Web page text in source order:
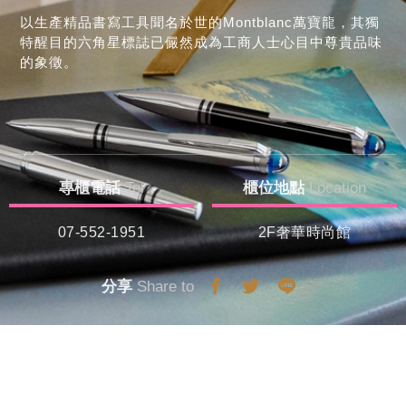
以生產精品書寫工具聞名於世的Montblanc萬寶龍，其獨
特醒目的六角星標誌已儼然成為工商人士心目中尊貴品味
的象徵。
專櫃電話 Tel
07-552-1951
櫃位地點 Location
2F奢華時尚館
分享 Share to